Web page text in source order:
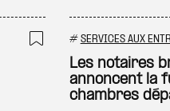
Ajouter à ma
# SERVICES AUX
Les notaires
annoncent la
chambres